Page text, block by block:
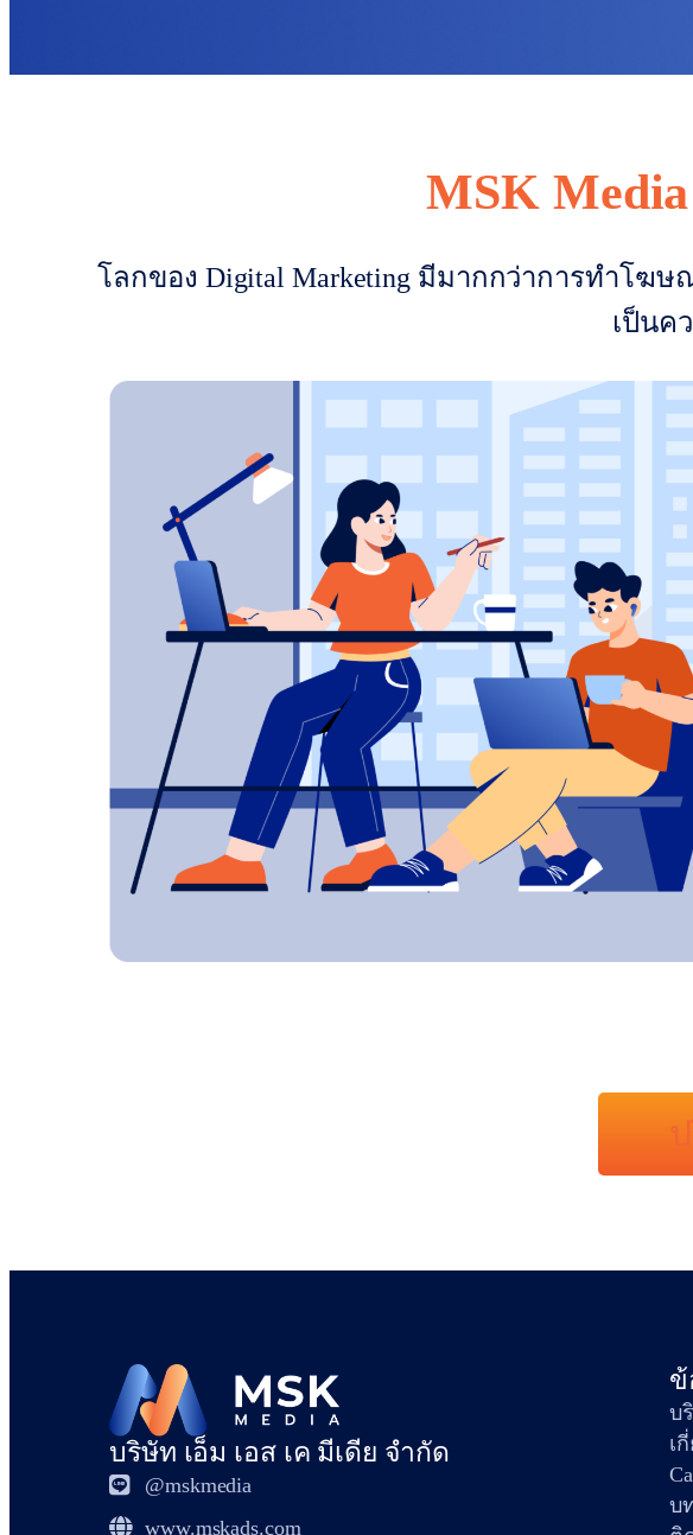
MSK
โลกของ Digital Marketing มีมากกว่าการทำโฆ
เป็นค
บริษัท เอ็ม เอส เค มีเดีย จำกัด
@mskmedia
www.mskads.com
ข้
บ
เ
บ